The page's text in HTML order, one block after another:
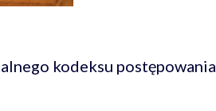
kodeksu postępowania